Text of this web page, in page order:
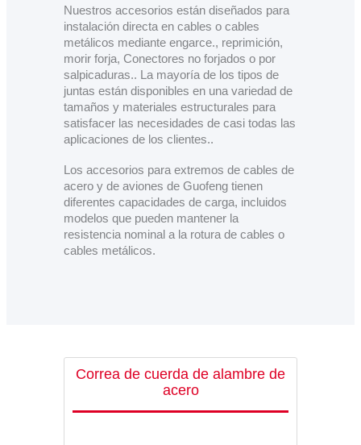
Nuestros accesorios están diseñados para
instalación directa en cables o cables
metálicos mediante engarce., reprimición,
morir forja, Conectores no forjados o por
salpicaduras.. La mayoría de los tipos de
juntas están disponibles en una variedad de
tamaños y materiales estructurales para
satisfacer las necesidades de casi todas las
aplicaciones de los clientes..
Los accesorios para extremos de cables de
acero y de aviones de Guofeng tienen
diferentes capacidades de carga, incluidos
modelos que pueden mantener la
resistencia nominal a la rotura de cables o
cables metálicos.
Correa de cuerda de alambre de
acero